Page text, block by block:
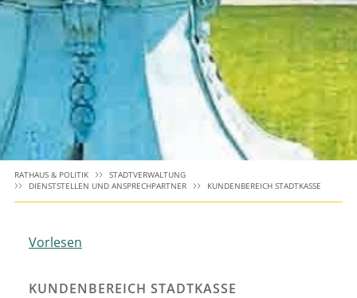
RATHAUS & POLITIK
STADTVERWALTUNG
DIENSTSTELLEN UND ANSPRECHPARTNER
KUNDENBEREICH STADTKASSE
Vorlesen
KUNDENBEREICH STADTKASSE